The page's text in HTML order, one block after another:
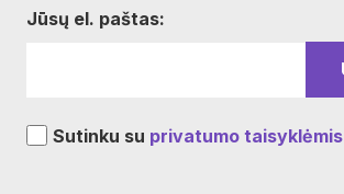
Jūsų el. paštas:
Sutinku su privatumo taisyklėmis